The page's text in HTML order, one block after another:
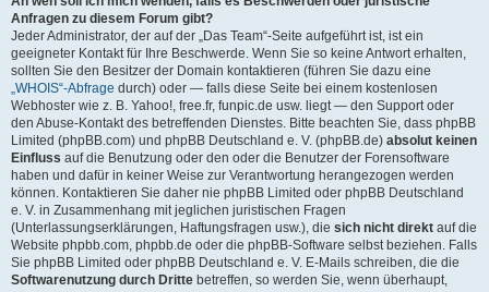
Anfragen zu diesem Forum gibt?
Jeder Administrator, der auf der „Das Team“-Seite aufgeführt ist, ist ein
geeigneter Kontakt für Ihre Beschwerde. Wenn Sie so keine Antwort erhalten,
sollten Sie den Besitzer der Domain kontaktieren (führen Sie dazu eine
„WHOIS“-Abfrage durch) oder — falls diese Seite bei einem kostenlosen
Webhoster wie z. B. Yahoo!, free.fr, funpic.de usw. liegt — den Support oder
den Abuse-Kontakt des betreffenden Dienstes. Bitte beachten Sie, dass phpBB
Limited (phpBB.com) und phpBB Deutschland e. V. (phpBB.de) absolut keinen
Einfluss auf die Benutzung oder den oder die Benutzer der Forensoftware
haben und dafür in keiner Weise zur Verantwortung herangezogen werden
können. Kontaktieren Sie daher nie phpBB Limited oder phpBB Deutschland
e. V. in Zusammenhang mit jeglichen juristischen Fragen
(Unterlassungserklärungen, Haftungsfragen usw.), die sich nicht direkt auf die
Website phpbb.com, phpbb.de oder die phpBB-Software selbst beziehen. Falls
Sie phpBB Limited oder phpBB Deutschland e. V. E-Mails schreiben, die die
Softwarenutzung durch Dritte betreffen, so werden Sie, wenn überhaupt,